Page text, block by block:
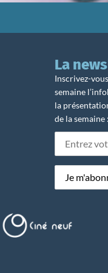
La
Inscrivez-
semaine
la
de la semaine :